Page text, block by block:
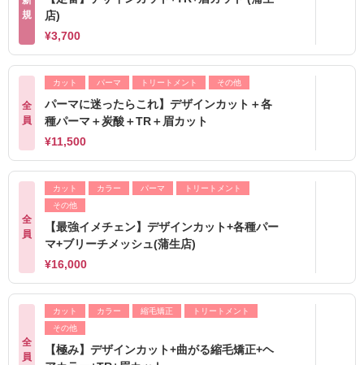
規
店)
¥3,700
全
員
カット パーマ トリートメント その他
パーマに迷ったらこれ】デザインカット＋各
種パーマ＋炭酸＋TR＋眉カット
¥11,500
全
員
カット カラー パーマ
トリートメント
その他
【最強イメチェン】デザインカット+各種パー
マ+ブリーチメッシュ(蒲生店)
¥16,000
全
員
カット カラー 縮毛矯正
トリートメント
その他
【極み】デザインカット+曲がる縮毛矯正+ヘ